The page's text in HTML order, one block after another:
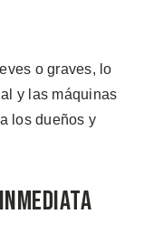
o graves, lo
y las máquinas
los dueños y